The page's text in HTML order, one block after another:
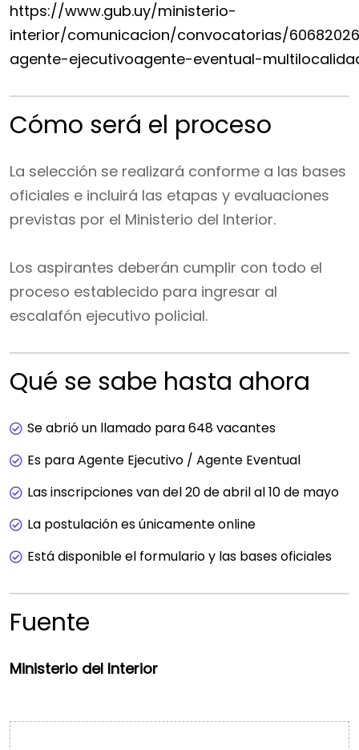
https://www.gub.uy/ministerio-
interior/comunicacion/convocatorias/
agente-ejecutivoagente-eventual-
Cómo será el proceso
La selección se realizará conforme a las bases
oficiales e incluirá las etapas y evaluaciones
previstas por el Ministerio del Interior.
Los aspirantes deberán cumplir con todo el
proceso establecido para ingresar al
escalafón ejecutivo policial.
Qué se sabe hasta ahora
Se abrió un llamado para 648 vacantes
Es para Agente Ejecutivo / Agente Eventual
Las inscripciones van del 20 de abril al 10 de mayo
La postulación es únicamente online
Está disponible el formulario y las bases oficiales
Fuente
Ministerio del Interior